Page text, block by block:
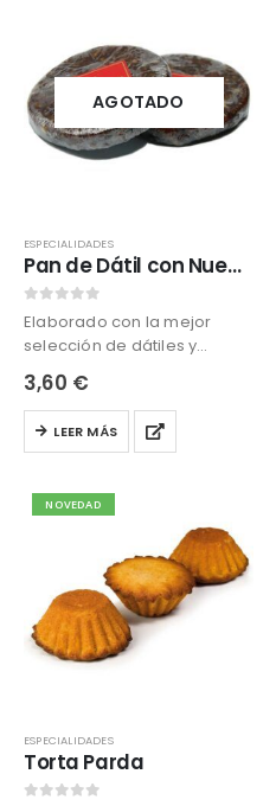
pueden
elegir
en
la
página
AGOTADO
ESPECIALIDADES
Pan de Dátil con Nueces
Elaborado con la mejor
selección de dátiles y
nueces de California. Todo
un manjar para disfrutar con
en cualquier momento.
3,60 €
LEER MÁS
NOVEDAD
ESPECIALIDADES
Torta Parda